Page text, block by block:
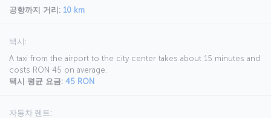
공항까지 거리: 10 km
택시:
A taxi from the airport to the city center takes about 15 minutes and
costs RON 45 on average.
택시 평균 요금: 45 RON
자동차 렌트: